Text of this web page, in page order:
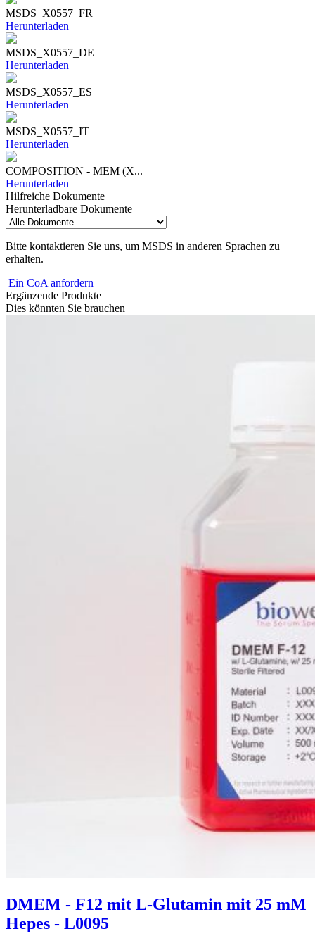
MSDS_X0557_FR
Herunterladen
MSDS_X0557_DE
Herunterladen
MSDS_X0557_ES
Herunterladen
MSDS_X0557_IT
Herunterladen
COMPOSITION - MEM (X...
Herunterladen
Hilfreiche Dokumente
Herunterladbare Dokumente
Bitte kontaktieren Sie uns, um MSDS in anderen Sprachen zu
erhalten.
Ein CoA anfordern
Ergänzende Produkte
Dies könnten Sie brauchen
DMEM - F12 mit L-Glutamin mit 25 mM
Hepes - L0095